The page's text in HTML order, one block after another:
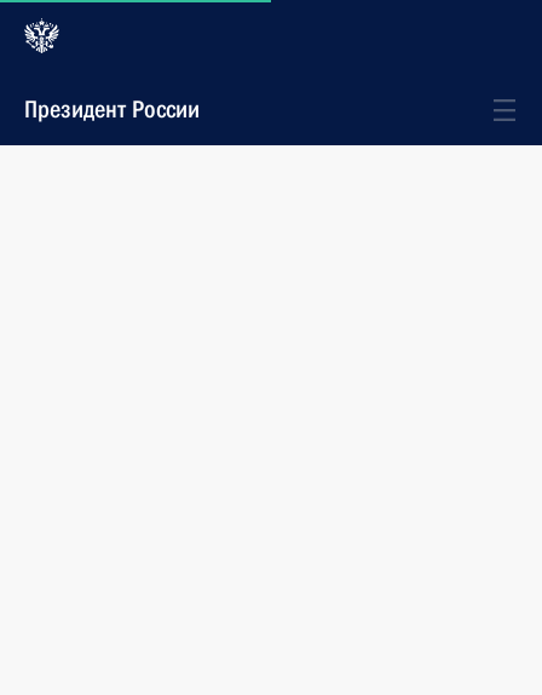
Президент России